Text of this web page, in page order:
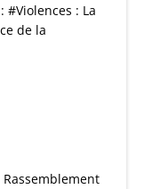
#Violences : La
de la